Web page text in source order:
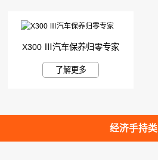
X300 Ⅲ汽车保养归零专家
了解更多
经济手持类